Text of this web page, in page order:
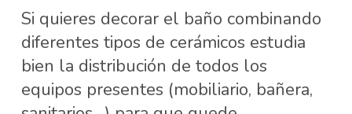
Si quieres decorar el baño combinando
diferentes tipos de cerámicos estudia
bien la distribución de todos los
equipos presentes (mobiliario, bañera,